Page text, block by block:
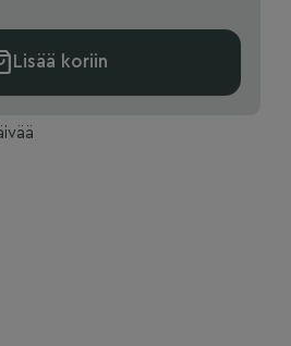
Lisää koriin